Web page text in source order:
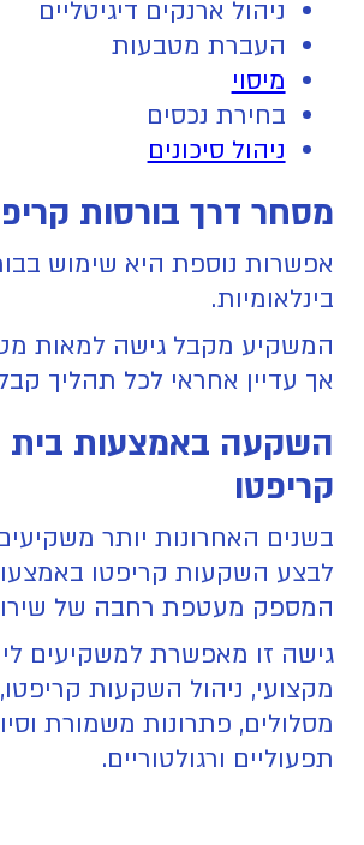
ניהול ארנקים דיגיטליים
העברת מטבעות
מיסוי
בחירת נכסים
ניהול סיכונים
מסחר דרך בורסות
אפשרות נוספת היא שימוש
בינלאומיות.
המשקיע מקבל גישה למאות
אך עדיין אחראי לכל תהליך
השקעה באמצעות
קריפטו
בשנים האחרונות יותר
לבצע השקעות קריפטו
המספק מעטפת רחבה של
גישה זו מאפשרת למשקיעים
מקצועי, ניהול השקעות
מסלולים, פתרונות משמורת
תפעוליים ורגולטוריים.